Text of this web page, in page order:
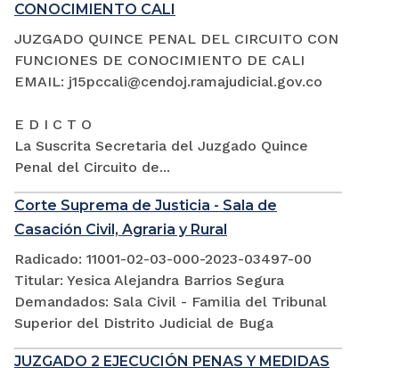
CONOCIMIENTO CALI
JUZGADO QUINCE PENAL DEL CIRCUITO CON
FUNCIONES DE CONOCIMIENTO DE CALI
EMAIL: j15pccali@cendoj.ramajudicial.gov.co
E D I C T O
La Suscrita Secretaria del Juzgado Quince
Penal del Circuito de...
Corte Suprema de Justicia - Sala de
Casación Civil, Agraria y Rural
Radicado: 11001-02-03-000-2023-03497-00
Titular: Yesica Alejandra Barrios Segura
Demandados: Sala Civil - Familia del Tribunal
Superior del Distrito Judicial de Buga
JUZGADO 2 EJECUCIÓN PENAS Y MEDIDAS